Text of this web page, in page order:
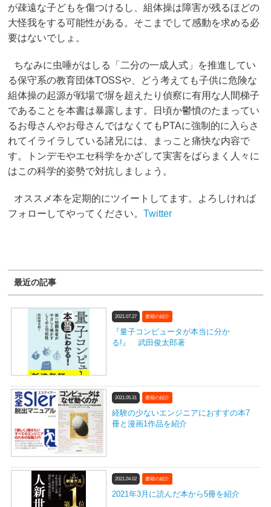
が疎遠な子どもを傷つけるし、組体操は障害が残るほどの
大怪我をする可能性がある。そこまでして感動を求める必
要はないでしょ。
ちなみに虫唾がはしる「二分の一成人式」を推進してい
る保守系の教育団体TOSSや、どう考えても子供に危険な
組体操の起源が戦場で塀を超えたり偵察に有用な人間梯子
であることを本書は暴露します。日頃か鬱憤のたまってい
るお母さんやお母さんではなくてもPTAに強制的に入らさ
れてイライラしている諸兄には、まっこと痛快な内容で
す。トンデモやエセ科学をかざして実害をばらまく人々に
はこの科学的姿勢で対抗しましょう。
オススメ本を定期的にツイートしてます。よろしければ
フォローしてやってください。Twitter
最近の記事
2021.07.27 書籍の紹介
『量子コンピュータが本当に分か
る!』 武田俊太郎著
2021.05.31 書籍の紹介
経験の少ないエンジニアにおすすの本7
冊と漫画1作品を紹介
2021.04.02 書籍の紹介
2021年3月に読んだ本から5冊を紹介